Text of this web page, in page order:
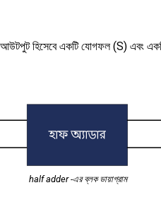
আউটপুট হিসেবে একটি যোগফল (S) এবং
half adder -এর ব্লক ডায়াগ্রাম